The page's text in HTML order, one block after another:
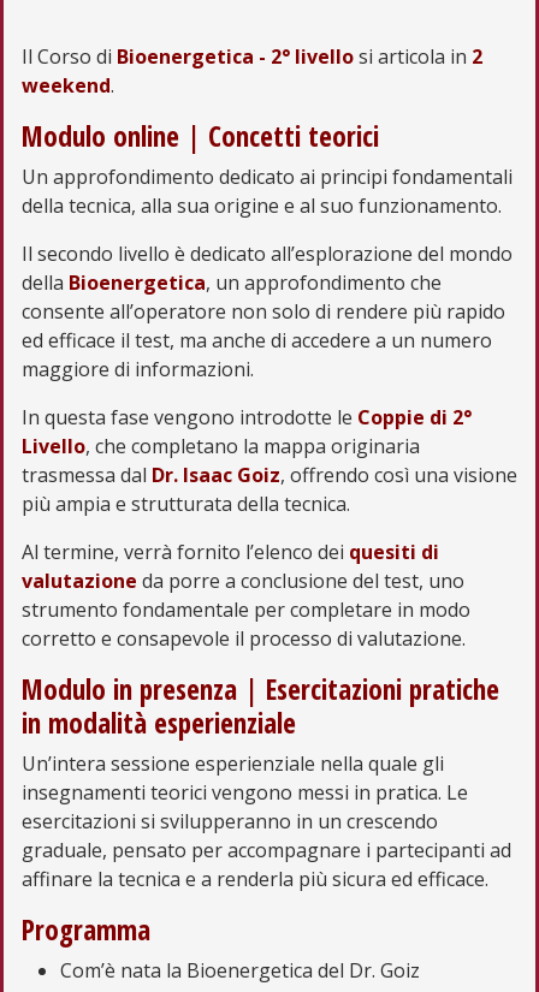
Il Corso di Bioenergetica - 2° livellosi articola in 2
weekend.
Modulo online | Concetti teorici
Un approfondimento dedicato ai principi fondamentali
della tecnica, alla sua origine e al suo funzionamento.
Il secondo livello è dedicato all’esplorazione del mondo
della Bioenergetica, un approfondimento che
consente all’operatore non solo di rendere più rapido
ed efficace il test, ma anche di accedere a un numero
maggiore di informazioni.
In questa fase vengono introdotte le Coppie di 2°
Livello, che completano la mappa originaria
trasmessa dal Dr. Isaac Goiz, offrendo così una visione
più ampia e strutturata della tecnica.
Al termine, verrà fornito l’elenco dei quesiti di
valutazione da porre a conclusione del test, uno
strumento fondamentale per completare in modo
corretto e consapevole il processo di valutazione.
Modulo in presenza | Esercitazioni pratiche
in modalità esperienziale
Un’intera sessione esperienziale nella quale gli
insegnamenti teorici vengono messi in pratica. Le
esercitazioni si svilupperanno in un crescendo
graduale, pensato per accompagnare i partecipanti ad
affinare la tecnica e a renderla più sicura ed efficace.
Programma
Com’è nata la Bioenergetica del Dr. Goiz